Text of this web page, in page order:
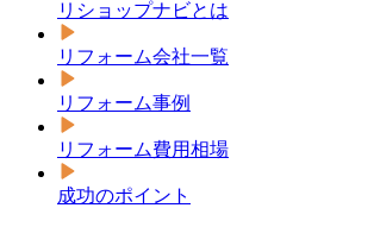
リショップナビとは
リフォーム会社一覧
リフォーム事例
リフォーム費用相場
成功のポイント